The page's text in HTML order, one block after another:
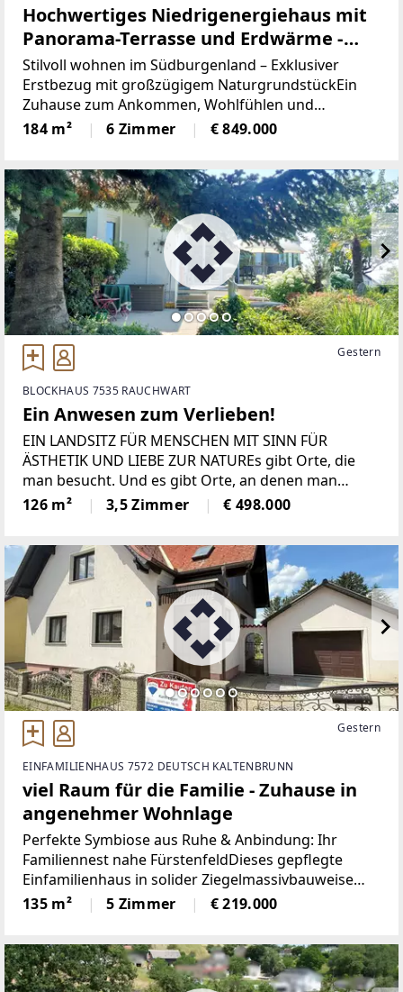
Hochwertiges Niedrigenergiehaus mit
Panorama-Terrasse und Erdwärme -
Wohnen mit Freiraum im
Südburgenland
Stilvoll wohnen im Südburgenland – Exklusiver
Erstbezug mit großzügigem NaturgrundstückEin
Zuhause zum Ankommen, Wohlfühlen und
Bleiben.Dieses hochwertige Niedrigenergiehaus in
Massivbauweise vereint modernes Design,
184 m² 6 Zimmer € 849.000
Gestern
BLOCKHAUS 7535 RAUCHWART
Ein Anwesen zum Verlieben!
EIN LANDSITZ FÜR MENSCHEN MIT SINN FÜR
ÄSTHETIK UND LIEBE ZUR NATUREs gibt Orte, die
man besucht. Und es gibt Orte, an denen man
ankommt.In einer ruhigen Sackgasse des idyllischen
Rauchwarts entfaltet diese außergewöhnliche
126 m² 3,5 Zimmer € 498.000
Gestern
EINFAMILIENHAUS 7572 DEUTSCH KALTENBRUNN
viel Raum für die Familie - Zuhause in
angenehmer Wohnlage
Perfekte Symbiose aus Ruhe & Anbindung: Ihr
Familiennest nahe FürstenfeldDieses gepflegte
Einfamilienhaus in solider Ziegelmassivbauweise
(Baujahr 1961) bietet die seltene Kombination aus
idyllischem Wohnen in einer ruhigen Siedlung und
135 m² 5 Zimmer € 219.000